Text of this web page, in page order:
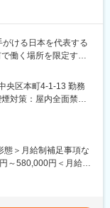
い。
のため、ゆくゆく事
環境があります。
今なお新しい価値を
がける日本を代表する
働く場所を限定する
がらキャリアUP！
ます！
と称し品質重視を貫
数多くの代表的建築
央区本町4-1-13 勤務
対策：屋内全面禁煙
大阪府・兵庫県・京都
動喫煙対策：屋内全
態＞月給制補足事項な
～580,000円＜月給＞